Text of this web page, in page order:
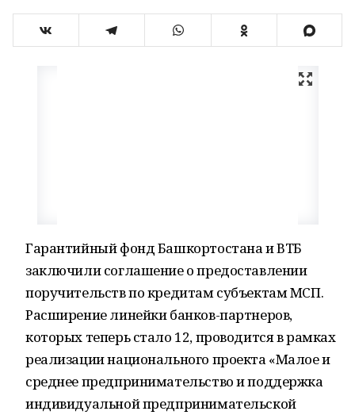
Гарантийный фонд Башкортостана и ВТБ
заключили соглашение о предоставлении
поручительств по кредитам субъектам МСП.
Расширение линейки банков-партнеров,
которых теперь стало 12, проводится в рамках
реализации национального проекта «Малое и
среднее предпринимательство и поддержка
индивидуальной предпринимательской